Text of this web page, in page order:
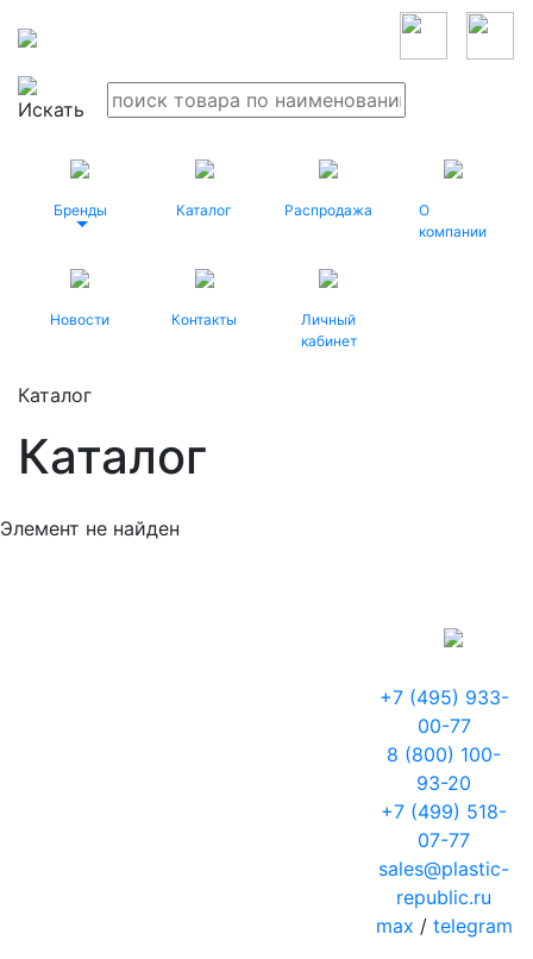
Бренды Каталог Распродажа
О
компании
Новости Контакты
Личный
кабинет
Каталог
Каталог
Элемент не найден
+7 (495) 933-
00-77
8 (800) 100-
93-20
+7 (499) 518-
07-77
sales@plastic-
republic.ru
max / telegram